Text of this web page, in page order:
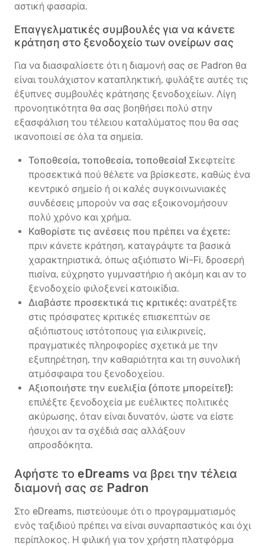
αστική φασαρία.
Επαγγελματικές συμβουλές για να κάνετε
κράτηση στο ξενοδοχείο των ονείρων σας
Για να διασφαλίσετε ότι η διαμονή σας σε Padron θα
είναι τουλάχιστον καταπληκτική, φυλάξτε αυτές τις
έξυπνες συμβουλές κράτησης ξενοδοχείων. Λίγη
προνοητικότητα θα σας βοηθήσει πολύ στην
εξασφάλιση του τέλειου καταλύματος που θα σας
ικανοποιεί σε όλα τα σημεία.
Τοποθεσία, τοποθεσία, τοποθεσία! Σκεφτείτε
προσεκτικά πού θέλετε να βρίσκεστε, καθώς ένα
κεντρικό σημείο ή οι καλές συγκοινωνιακές
συνδέσεις μπορούν να σας εξοικονομήσουν
πολύ χρόνο και χρήμα.
Καθορίστε τις ανέσεις που πρέπει να έχετε:
πριν κάνετε κράτηση, καταγράψτε τα βασικά
χαρακτηριστικά, όπως αξιόπιστο Wi-Fi, δροσερή
πισίνα, εύχρηστο γυμναστήριο ή ακόμη και αν το
ξενοδοχείο φιλοξενεί κατοικίδια.
Διαβάστε προσεκτικά τις κριτικές: ανατρέξτε
στις πρόσφατες κριτικές επισκεπτών σε
αξιόπιστους ιστότοπους για ειλικρινείς,
πραγματικές πληροφορίες σχετικά με την
εξυπηρέτηση, την καθαριότητα και τη συνολική
ατμόσφαιρα του ξενοδοχείου.
Αξιοποιήστε την ευελιξία (όποτε μπορείτε!):
επιλέξτε ξενοδοχεία με ευέλικτες πολιτικές
ακύρωσης, όταν είναι δυνατόν, ώστε να είστε
ήσυχοι αν τα σχέδιά σας αλλάξουν
απροσδόκητα.
Αφήστε το eDreams να βρει την τέλεια
διαμονή σας σε Padron
Στο eDreams, πιστεύουμε ότι ο προγραμματισμός
ενός ταξιδιού πρέπει να είναι συναρπαστικός και όχι
περίπλοκος. Η φιλική για τον χρήστη πλατφόρμα